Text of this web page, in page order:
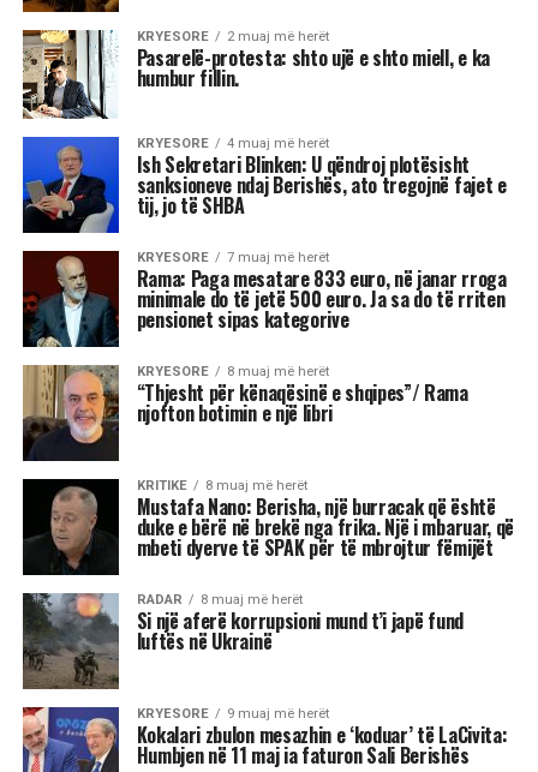
KRYESORE 2 muaj më herët
Pasarelë-protesta: shto ujë e shto miell, e ka
humbur fillin.
KRYESORE 4 muaj më herët
Ish Sekretari Blinken: U qëndroj plotësisht
sanksioneve ndaj Berishës, ato tregojnë fajet e
tij, jo të SHBA
KRYESORE 7 muaj më herët
Rama: Paga mesatare 833 euro, në janar rroga
minimale do të jetë 500 euro. Ja sa do të rriten
pensionet sipas kategorive
KRYESORE 8 muaj më herët
“Thjesht për kënaqësinë e shqipes”/ Rama
njofton botimin e një libri
KRITIKE 8 muaj më herët
Mustafa Nano: Berisha, një burracak që është
duke e bërë në brekë nga frika. Një i mbaruar, që
mbeti dyerve të SPAK për të mbrojtur fëmijët
RADAR 8 muaj më herët
Si një aferë korrupsioni mund t’i japë fund
luftës në Ukrainë
KRYESORE 9 muaj më herët
Kokalari zbulon mesazhin e ‘koduar’ të LaCivita:
Humbjen në 11 maj ia faturon Sali Berishës